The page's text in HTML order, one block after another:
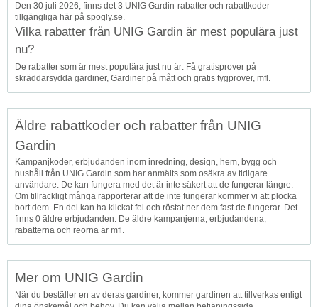
Den 30 juli 2026, finns det 3 UNIG Gardin-rabatter och rabattkoder
tillgängliga här på spogly.se.
Vilka rabatter från UNIG Gardin är mest populära just
nu?
De rabatter som är mest populära just nu är: Få gratisprover på
skräddarsydda gardiner, Gardiner på mått och gratis tygprover, mfl.
Äldre rabattkoder och rabatter från UNIG
Gardin
Kampanjkoder, erbjudanden inom inredning, design, hem, bygg och
hushåll från UNIG Gardin som har anmälts som osäkra av tidigare
användare. De kan fungera med det är inte säkert att de fungerar längre.
Om tillräckligt många rapporterar att de inte fungerar kommer vi att plocka
bort dem. En del kan ha klickat fel och röstat ner dem fast de fungerar. Det
finns 0 äldre erbjudanden. De äldre kampanjerna, erbjudandena,
rabatterna och reorna är mfl.
Mer om UNIG Gardin
När du beställer en av deras gardiner, kommer gardinen att tillverkas enligt